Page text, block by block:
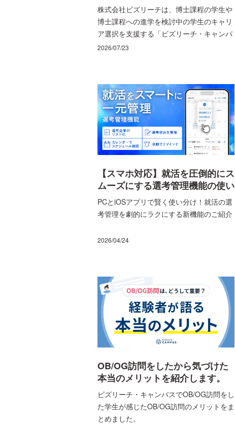
株式会社ビズリーチは、博士課程の学生や
博士課程への進学を検討中の学生のキャリ
ア選択を支援する「ビズリーチ・キャンパ
ス for 博士」を2025年5月から提供してい
があまりに見えない」。こう語る、株式会
社ビズリーチの藤田拓秀新卒事業部事業部
長に「ビズリーチ・キャンパス for 博士」
の狙いや今後の展望などを聞きました。
2026/07/23
【スマホ対応】就活を圧倒的にス
ムーズにする選考管理機能の使い
方
PCとiOSアプリで賢く使い分け！就活の選
考管理を劇的にラクにする新機能のご紹介
2026/04/24
OB/OG訪問をしたから気づけた
本当のメリットを紹介します。
ビズリーチ・キャンパスでOB/OG訪問をし
た学生が感じたOB/OG訪問のメリットをま
とめました。